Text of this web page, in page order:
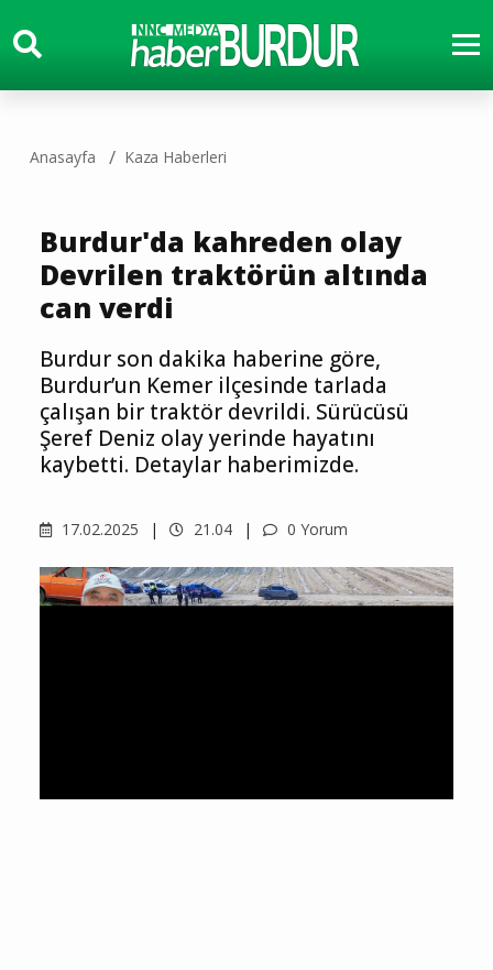
Anasayfa Kaza Haberleri
Burdur'da kahreden olay
Devrilen traktörün altında
can verdi
Burdur son dakika haberine göre,
Burdur’un Kemer ilçesinde tarlada
çalışan bir traktör devrildi. Sürücüsü
Şeref Deniz olay yerinde hayatını
kaybetti. Detaylar haberimizde.
17.02.2025 21.04 0 Yorum